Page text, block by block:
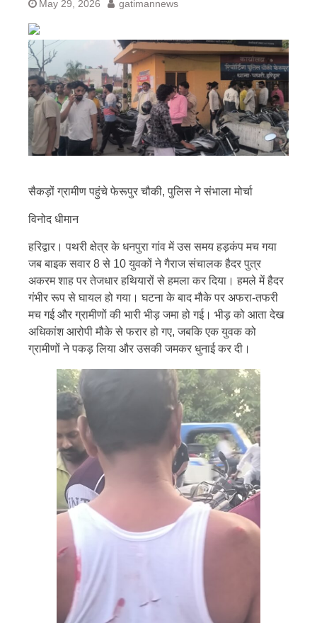
May 29, 2026 gatimannews
सैकड़ों ग्रामीण पहुंचे फेरूपुर चौकी, पुलिस ने संभाला मोर्चा
विनोद धीमान
हरिद्वार। पथरी क्षेत्र के धनपुरा गांव में उस समय हड़कंप मच गया
जब बाइक सवार 8 से 10 युवकों ने गैराज संचालक हैदर पुत्र
अकरम शाह पर तेजधार हथियारों से हमला कर दिया। हमले में हैदर
गंभीर रूप से घायल हो गया। घटना के बाद मौके पर अफरा-तफरी
मच गई और ग्रामीणों की भारी भीड़ जमा हो गई। भीड़ को आता देख
अधिकांश आरोपी मौके से फरार हो गए, जबकि एक युवक को
ग्रामीणों ने पकड़ लिया और उसकी जमकर धुनाई कर दी।